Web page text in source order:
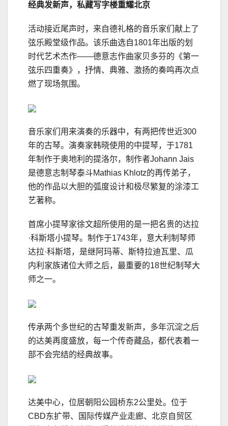
经典发新声，私藏写字楼重耀北京
活动接近尾声时，来自德礼格的音乐家们献上了
弦乐殿堂级作品。该乐曲选自1801年出版的划
时代艺术杰作——德意志作曲家贝多芬的《第一
弦乐四重奏》，抒情、典雅、激扬的奏鸣再次点
燃了现场氛围。
音乐家们用来演奏的乐器中，有两把传世近300
年的古琴。演奏家韩晓使用的中提琴，于1781
年制作于奥地利的提洛尔，制作者Johann Jais
是德意志制琴泰斗Mathias Khlotz的再传弟子，
他的作品以大胆的弧度设计和极尽繁复的涂漆工
艺著称。
首席小提琴家徐文超所使用的是一把名贵的达拉
·科斯塔小提琴。制作于1743年，意大利制琴师
达拉·科斯塔，是继阿玛蒂、斯特拉迪瓦里、瓜
内利家族诸位大师之后，最重要的18世纪制琴大
师之一。
传承两个多世纪的古琴重发新声，多年沉淀之后
的达美再度盛放，每一个传奇藏品，都代表着一
部不会完结的经典故事。
达美中心，位居朝阳公园桥东2公里处。位于
CBD东扩带、国际传媒产业走廊、北京自贸区